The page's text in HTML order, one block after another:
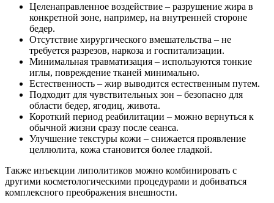
Целенаправленное воздействие – разрушение жира в
конкретной зоне, например, на внутренней стороне
бедер.
Отсутствие хирургического вмешательства – не
требуется разрезов, наркоза и госпитализации.
Минимальная травматизация – используются тонкие
иглы, повреждение тканей минимально.
Естественность – жир выводится естественным путем.
Подходит для чувствительных зон – безопасно для
области бедер, ягодиц, живота.
Короткий период реабилитации – можно вернуться к
обычной жизни сразу после сеанса.
Улучшение текстуры кожи – снижается проявление
целлюлита, кожа становится более гладкой.
Также инъекции липолитиков можно комбинировать с
другими косметологическими процедурами и добиваться
комплексного преображения внешности.